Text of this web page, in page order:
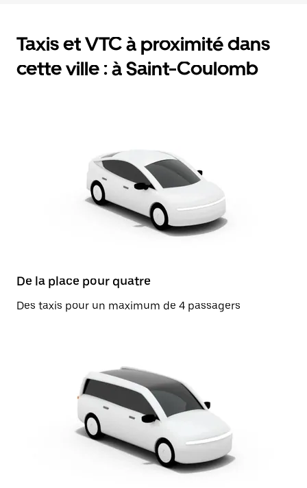
Taxis et VTC à proximité dans
cette ville : à Saint-Coulomb
De la place pour quatre
Des taxis pour un maximum de 4 passagers